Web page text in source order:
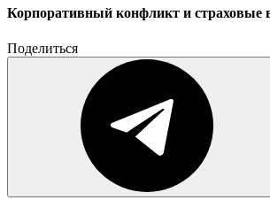
Корпоративный конфликт и страховые
Поделиться